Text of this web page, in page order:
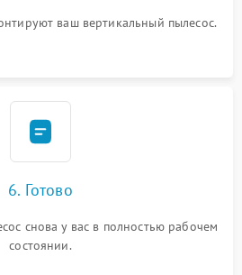
ваш вертикальный пылесос.
6. Готово
снова у вас в полностью рабочем
состоянии.